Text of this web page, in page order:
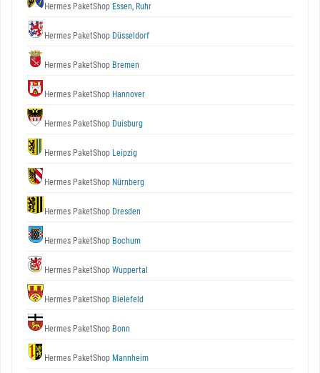
Hermes PaketShop Essen, Ruhr
Hermes PaketShop Düsseldorf
Hermes PaketShop Bremen
Hermes PaketShop Hannover
Hermes PaketShop Duisburg
Hermes PaketShop Leipzig
Hermes PaketShop Nürnberg
Hermes PaketShop Dresden
Hermes PaketShop Bochum
Hermes PaketShop Wuppertal
Hermes PaketShop Bielefeld
Hermes PaketShop Bonn
Hermes PaketShop Mannheim